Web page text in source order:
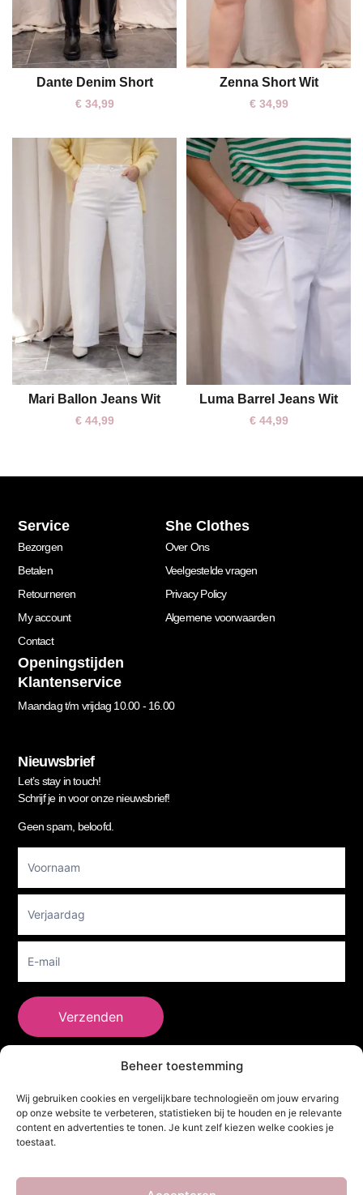
Beheer toestemming
Wij gebruiken cookies en vergelijkbare technologieën om jouw ervaring
op onze website te verbeteren, statistieken bij te houden en je relevante
content en advertenties te tonen. Je kunt zelf kiezen welke cookies je
toestaat.
S M L
Dante Denim Short
€34,99
S
Zenna Short Wit
€34,99
XL
Mari Ballon Jeans Wit
€44,99
S M L
Luma Barrel Jeans Wit
€44,99
Service
Bezorgen
Betalen
Retourneren
My account
Contact
She Clothes
Over Ons
Veelgestelde vragen
Privacy Policy
Algemene voorwaarden
Openingstijden
Klantenservice
Maandag t/m vrijdag 10.00 - 16.00
Nieuwsbrief
Let’s stay in touch!
Schrijf je in voor onze nieuwsbrief!
Geen spam, beloofd.
Newsletter
Verzenden
Adres